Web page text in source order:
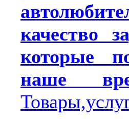
качество
которые
наше